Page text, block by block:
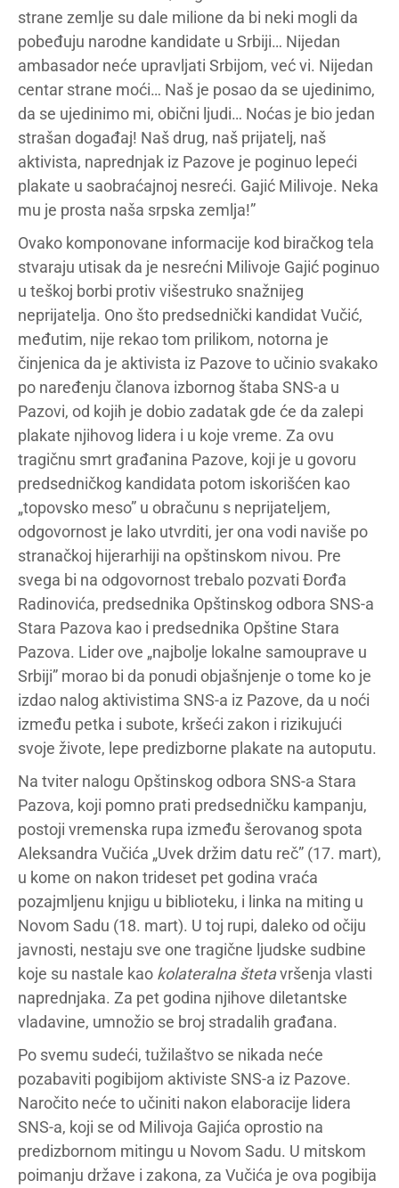
strane zemlje su dale milione da bi neki mogli da
pobeđuju narodne kandidate u Srbiji… Nijedan
ambasador neće upravljati Srbijom, već vi. Nijedan
centar strane moći… Naš je posao da se ujedinimo,
da se ujedinimo mi, obični ljudi… Noćas je bio jedan
strašan događaj! Naš drug, naš prijatelj, naš
aktivista, naprednjak iz Pazove je poginuo lepeći
plakate u saobraćajnoj nesreći. Gajić Milivoje. Neka
mu je prosta naša srpska zemlja!”
Ovako komponovane informacije kod biračkog tela
stvaraju utisak da je nesrećni Milivoje Gajić poginuo
u teškoj borbi protiv višestruko snažnijeg
neprijatelja. Ono što predsednički kandidat Vučić,
međutim, nije rekao tom prilikom, notorna je
činjenica da je aktivista iz Pazove to učinio svakako
po naređenju članova izbornog štaba SNS-a u
Pazovi, od kojih je dobio zadatak gde će da zalepi
plakate njihovog lidera i u koje vreme. Za ovu
tragičnu smrt građanina Pazove, koji je u govoru
predsedničkog kandidata potom iskorišćen kao
„topovsko meso” u obračunu s neprijateljem,
odgovornost je lako utvrditi, jer ona vodi naviše po
stranačkoj hijerarhiji na opštinskom nivou. Pre
svega bi na odgovornost trebalo pozvati Đorđa
Radinovića, predsednika Opštinskog odbora SNS-a
Stara Pazova kao i predsednika Opštine Stara
Pazova. Lider ove „najbolje lokalne samouprave u
Srbiji” morao bi da ponudi objašnjenje o tome ko je
izdao nalog aktivistima SNS-a iz Pazove, da u noći
između petka i subote, kršeći zakon i rizikujući
svoje živote, lepe predizborne plakate na autoputu.
Na tviter nalogu Opštinskog odbora SNS-a Stara
Pazova, koji pomno prati predsedničku kampanju,
postoji vremenska rupa između šerovanog spota
Aleksandra Vučića „Uvek držim datu reč” (17. mart),
u kome on nakon trideset pet godina vraća
pozajmljenu knjigu u biblioteku, i linka na miting u
Novom Sadu (18. mart). U toj rupi, daleko od očiju
javnosti, nestaju sve one tragične ljudske sudbine
koje su nastale kao kolateralna štetavršenja vlasti
naprednjaka. Za pet godina njihove diletantske
vladavine, umnožio se broj stradalih građana.
Po svemu sudeći, tužilaštvo se nikada neće
pozabaviti pogibijom aktiviste SNS-a iz Pazove.
Naročito neće to učiniti nakon elaboracije lidera
SNS-a, koji se od Milivoja Gajića oprostio na
predizbornom mitingu u Novom Sadu. U mitskom
poimanju države i zakona, za Vučića je ova pogibija